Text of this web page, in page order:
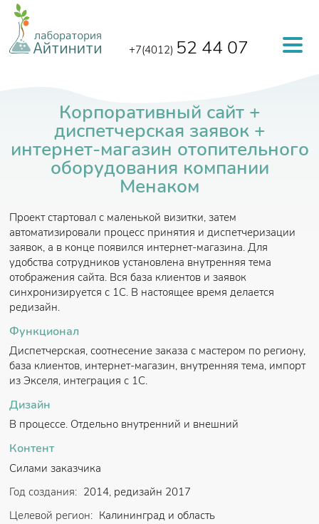
Перейти к основному содержанию
+7(4012) 52 44 07
Корпоративный сайт +
диспетчерская заявок +
интернет-магазин отопительного
оборудования компании
Менаком
Проект стартовал с маленькой визитки, затем
автоматизировали процесс принятия и диспетчеризации
заявок, а в конце появился интернет-магазина. Для
удобства сотрудников установлена внутренняя тема
отображения сайта. Вся база клиентов и заявок
синхронизируется с 1С. В настоящее время делается
редизайн.
Функционал
Диспетчерская, соотнесение заказа с мастером по региону,
база клиентов, интернет-магазин, внутренняя тема, импорт
из Экселя, интеграция с 1С.
Дизайн
В процессе. Отдельно внутренний и внешний
Контент
Силами заказчика
Год создания: 2014, редизайн 2017
Целевой регион: Калининград и область